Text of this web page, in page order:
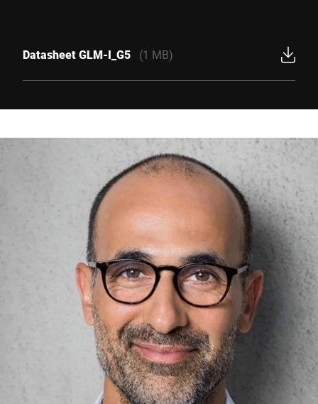
Datasheet GLM-I_G5 (1 MB)